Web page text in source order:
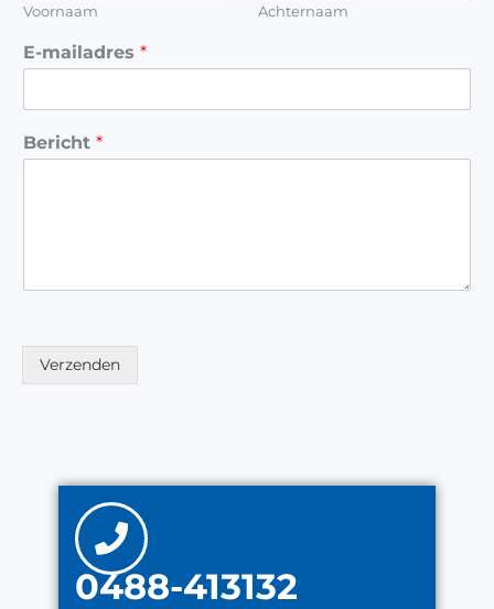
Voornaam Achternaam
E-mailadres *
Bericht *
Verzenden
0488-413132